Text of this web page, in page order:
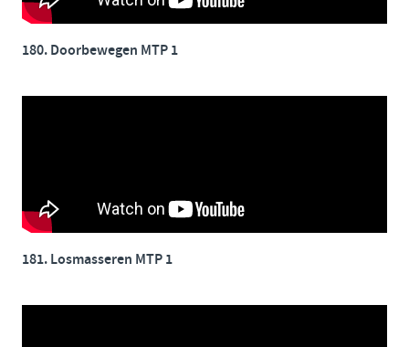
180. Doorbewegen MTP 1
181. Losmasseren MTP 1